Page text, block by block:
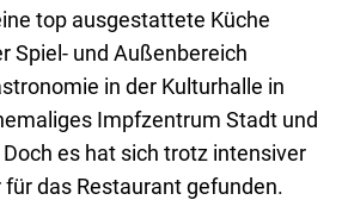
top ausgestattete Küche
Spiel- und Außenbereich
in der Kulturhalle in
Impfzentrum Stadt und
es hat sich trotz intensiver
das Restaurant gefunden.